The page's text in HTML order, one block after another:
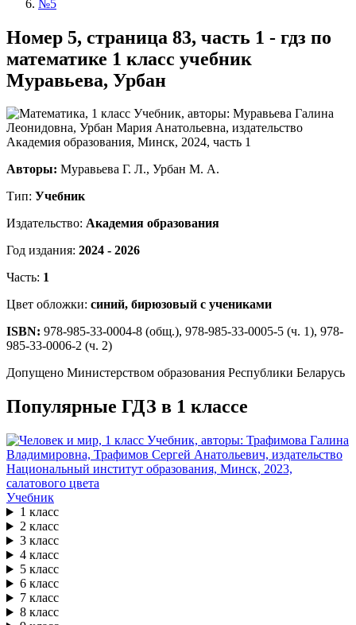
№5
Номер 5, страница 83, часть 1 - гдз по
математике 1 класс учебник
Муравьева, Урбан
Авторы: Муравьева Г. Л., Урбан М. А.
Тип: Учебник
Издательство: Академия образования
Год издания: 2024 - 2026
Часть: 1
Цвет обложки: синий, бирюзовый с учениками
ISBN: 978-985-33-0004-8 (общ.), 978-985-33-0005-5 (ч. 1), 978-
985-33-0006-2 (ч. 2)
Допущено Министерством образования Республики Беларусь
Популярные ГДЗ в 1 классе
Учебник
1 класс
2 класс
3 класс
4 класс
5 класс
6 класс
7 класс
8 класс